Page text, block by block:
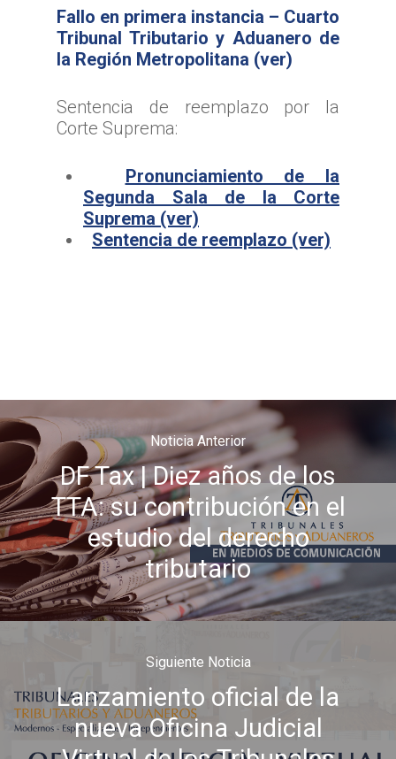
Fallo en primera instancia – Cuarto
Tribunal Tributario y Aduanero de
la Región Metropolitana (ver)
Sentencia de reemplazo por la
Corte Suprema:
Pronunciamiento de la
Segunda Sala de la Corte
Suprema (ver)
Sentencia de reemplazo (ver)
Noticia Anterior
DF Tax | Diez años de los
TTA: su contribución en el
estudio del derecho
tributario
Siguiente Noticia
Lanzamiento oficial de la
nueva Oficina Judicial
Preguntas Frecuentes
Documentación
Validador de
Certificados de
Parinacota
TTA de la Región de
Antofagasta
TTA de la Región de
Coquimbo
TTA de la Región de
Valparaíso
Metropolitana
O`Higgins
Zona Sur
TTA de la Región del
TTA de la Región de
TTA de la Región
TTA de la Región de
OFICINA JUDICIAL
TTA
Atención Soporte